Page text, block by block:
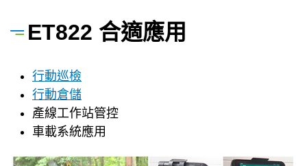
ET822 合適應用
行動巡檢
行動倉儲
產線工作站管控
車載系統應用